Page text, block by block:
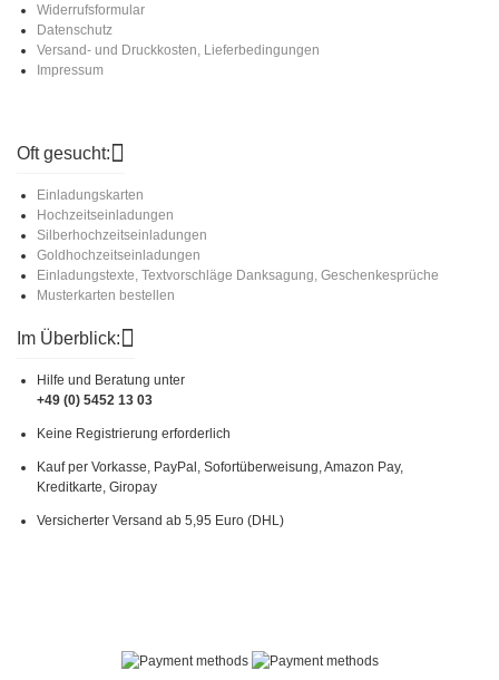
Widerrufsformular
Datenschutz
Versand- und Druckkosten, Lieferbedingungen
Impressum
Oft gesucht:
Einladungskarten
Hochzeitseinladungen
Silberhochzeitseinladungen
Goldhochzeitseinladungen
Einladungstexte, Textvorschläge Danksagung, Geschenkesprüche
Musterkarten bestellen
Im Überblick:
Hilfe und Beratung unter
+49 (0) 5452 13 03
Keine Registrierung erforderlich
Kauf per Vorkasse, PayPal, Sofortüberweisung, Amazon Pay,
Kreditkarte, Giropay
Versicherter Versand ab 5,95 Euro (DHL)